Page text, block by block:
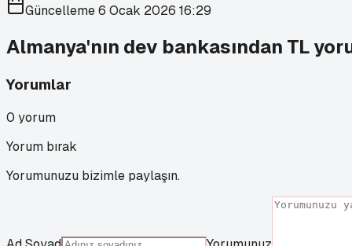
Güncelleme6 Ocak 2026 16:29
Almanya'nın dev bankasından TL
Yorumlar
0 yorum
Yorum bırak
Yorumunuzu bizimle paylaşın.